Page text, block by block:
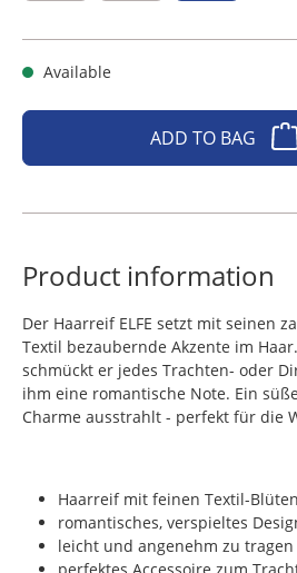
Available
ADD TO BAG
Product information
Der Haarreif ELFE setzt mit seinen
Textil bezaubernde Akzente im
schmückt er jedes Trachten- oder
ihm eine romantische Note. Ein
Charme ausstrahlt - perfekt für die
Haarreif mit feinen Textil-Blüten
romantisches, verspieltes
leicht und angenehm zu tragen